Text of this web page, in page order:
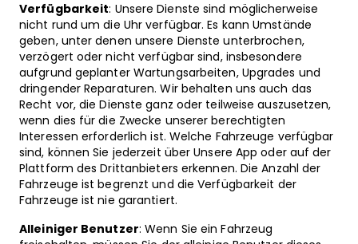
Verfügbarkeit: Unsere Dienste sind möglicherweise
nicht rund um die Uhr verfügbar. Es kann Umstände
geben, unter denen unsere Dienste unterbrochen,
verzögert oder nicht verfügbar sind, insbesondere
aufgrund geplanter Wartungsarbeiten, Upgrades und
dringender Reparaturen. Wir behalten uns auch das
Recht vor, die Dienste ganz oder teilweise auszusetzen,
wenn dies für die Zwecke unserer berechtigten
Interessen erforderlich ist. Welche Fahrzeuge verfügbar
sind, können Sie jederzeit über Unsere App oder auf der
Plattform des Drittanbieters erkennen. Die Anzahl der
Fahrzeuge ist begrenzt und die Verfügbarkeit der
Fahrzeuge ist nie garantiert.
Alleiniger Benutzer: Wenn Sie ein Fahrzeug